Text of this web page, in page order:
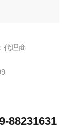
代理商
88231631